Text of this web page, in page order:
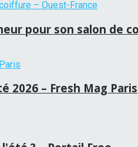
pour son salon de
2026 – Fresh Mag Paris